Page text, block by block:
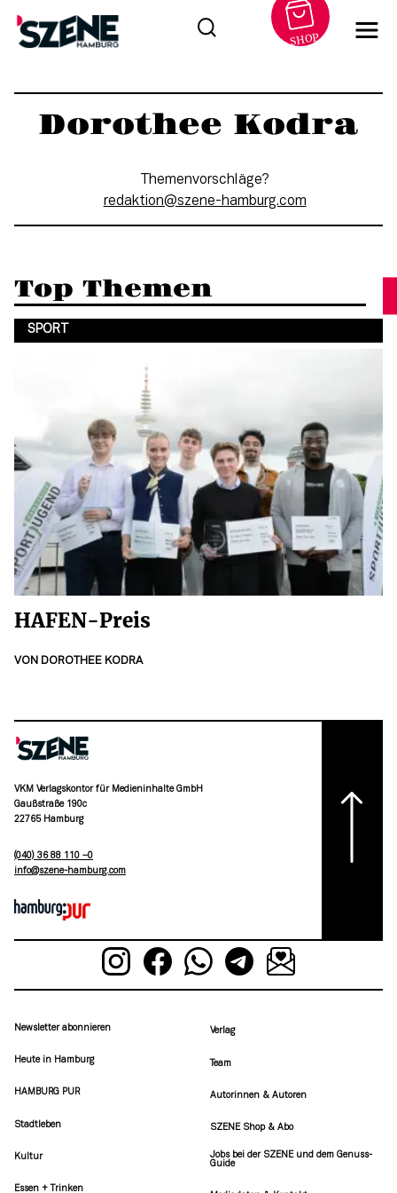
Inhalt
springen
SHOP
Dorothee Kodra
Themenvorschläge?
moc.grubmah-enezs@noitkader
Top Themen
SPORT
HAFEN-Preis
VON DOROTHEE KODRA
VKM Verlagskontor für Medieninhalte GmbH
Gaußstraße 190c
22765 Hamburg
(040) 36 88 110 –0
moc.grubmah-enezs@ofni
Newsletter abonnieren
Heute in Hamburg
HAMBURG PUR
Stadtleben
Kultur
Essen + Trinken
Verlag
Team
Autorinnen & Autoren
SZENE Shop & Abo
Jobs bei der SZENE und dem Genuss-
Guide